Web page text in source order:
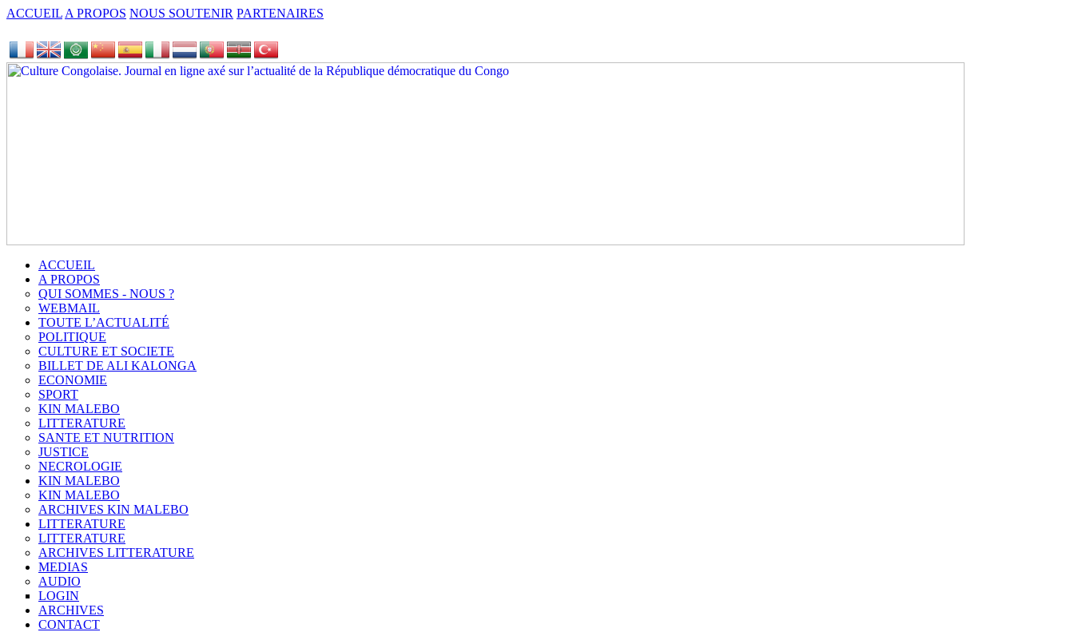
ACCUEIL A PROPOS NOUS SOUTENIR PARTENAIRES
ACCUEIL
A PROPOS
QUI SOMMES - NOUS ?
WEBMAIL
TOUTE L’ACTUALITÉ
POLITIQUE
CULTURE ET SOCIETE
BILLET DE ALI KALONGA
ECONOMIE
SPORT
KIN MALEBO
LITTERATURE
SANTE ET NUTRITION
JUSTICE
NECROLOGIE
KIN MALEBO
KIN MALEBO
ARCHIVES KIN MALEBO
LITTERATURE
LITTERATURE
ARCHIVES LITTERATURE
MEDIAS
AUDIO
LOGIN
ARCHIVES
CONTACT